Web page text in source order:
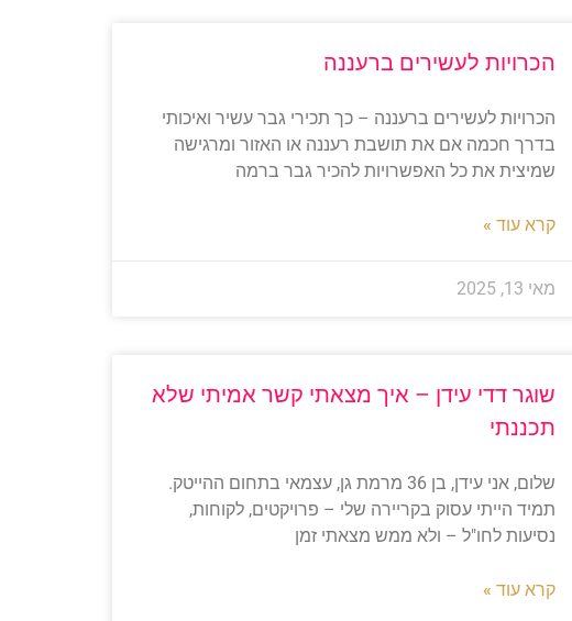
הכרויות לעשירים ברעננה
הכרויות לעשירים ברעננה – כך תכירי גבר עשיר ואיכותי
בדרך חכמה אם את תושבת רעננה או האזור ומרגישה
שמיצית את כל האפשרויות להכיר גבר ברמה
קרא עוד »
מאי 13, 2025
שוגר דדי עידן – איך מצאתי קשר אמיתי שלא
תכננתי
שלום, אני עידן, בן 36 מרמת גן, עצמאי בתחום ההייטק.
תמיד הייתי עסוק בקריירה שלי – פרויקטים, לקוחות,
נסיעות לחו"ל – ולא ממש מצאתי זמן
קרא עוד »